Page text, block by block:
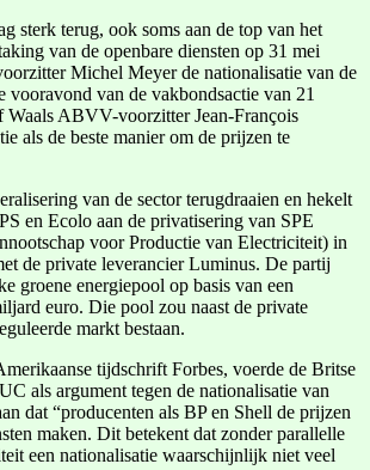
sterk terug, ook soms aan de top van het
van de openbare diensten op 31 mei
Michel Meyer de nationalisatie van de
vooravond van de vakbondsactie van 21
Waals ABVV-voorzitter Jean-François
als de beste manier om de prijzen te
van de sector terugdraaien en hekelt
en Ecolo aan de privatisering van SPE
voor Productie van Electriciteit) in
de private leverancier Luminus. De partij
groene energiepool op basis van een
euro. Die pool zou naast de private
markt bestaan.
tijdschrift Forbes, voerde de Britse
als argument tegen de nationalisatie van
dat “producenten als BP en Shell de prijzen
maken. Dit betekent dat zonder parallelle
een nationalisatie waarschijnlijk niet veel